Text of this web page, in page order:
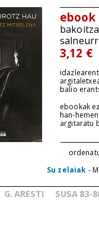
ebook
3,12 €
balio
ebookak
han-
argitaratu
Su zelaiak -
G. ARESTI SUSA 83-